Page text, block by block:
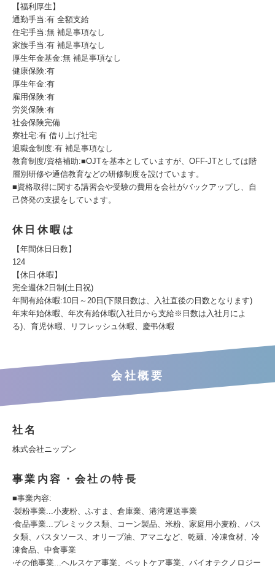
【福利厚生】
通勤手当:有 全額支給
住宅手当:無 補足事項なし
家族手当:有 補足事項なし
厚生年金基金:無 補足事項なし
健康保険:有
厚生年金:有
雇用保険:有
労災保険:有
社会保険完備
寮社宅:有 借り上げ社宅
退職金制度:有 補足事項なし
教育制度/資格補助:■OJTを基本としていますが、OFF-JTとしては階
層別研修や通信教育などの研修制度を設けています。
■資格取得に関する講習会や受験の費用を会社がバックアップし、自
己啓発の支援をしています。
休日休暇は
【年間休日日数】
124
【休日‧休暇】
完全週休2日制(土日祝)
年間有給休暇:10日～20日(下限日数は、入社直後の日数となります)
年末年始休暇、年次有給休暇(入社日から支給※日数は入社月によ
る)、育児休暇、リフレッシュ休暇、慶弔休暇
会社概要
社名
株式会社ニップン
事業内容・会社の特長
■事業内容:
‧製粉事業...小⻨粉、ふすま、倉庫業、港湾運送事業
‧食品事業...プレミックス類、コーン製品、米粉、家庭用小⻨粉、パス
タ類、パスタソース、オリーブ油、アマニなど、乾麺、冷凍食材、冷
凍食品、中食事業
‧その他事業...ヘルスケア事業、ペットケア事業、バイオテクノロジー